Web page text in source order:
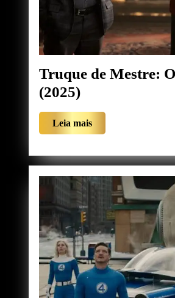
Truque de Mestre:
(2025)Truque
de
Mestre:
3º
Ato
(2025)
Leia maisLeia
mais